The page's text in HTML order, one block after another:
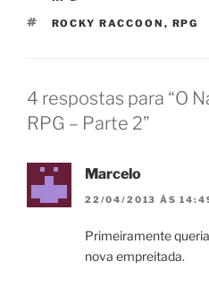
TAGS
ROCKY RACCOON , RPG
4 respostas para “O
RPG – Parte 2”
Marcelo
22/04/2013 ÀS
Primeiramente
nova empreitada.